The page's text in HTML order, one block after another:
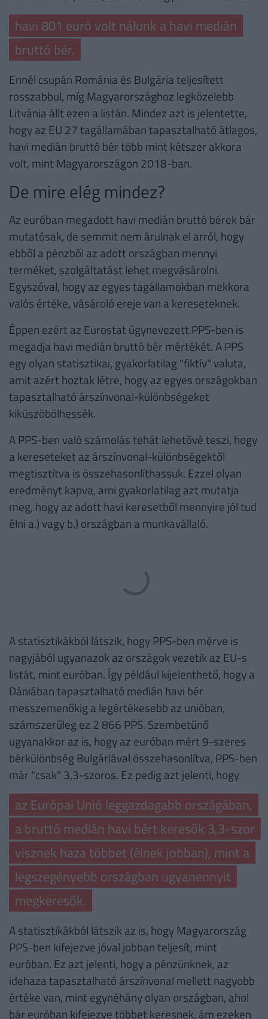
havi 801 euró volt nálunk a havi medián
bruttó bér.
Ennél csupán Románia és Bulgária teljesített
rosszabbul, míg Magyarországhoz legközelebb
Litvánia állt ezen a listán. Mindez azt is jelentette,
hogy az EU 27 tagállamában tapasztalható átlagos,
havi medián bruttó bér több mint kétszer akkora
volt, mint Magyarországon 2018-ban.
De mire elég mindez?
Az euróban megadott havi medián bruttó bérek bár
mutatósak, de semmit nem árulnak el arról, hogy
ebből a pénzből az adott országban mennyi
terméket, szolgáltatást lehet megvásárolni.
Egyszóval, hogy az egyes tagállamokban mekkora
valós értéke, vásároló ereje van a kereseteknek.
Éppen ezért az Eurostat úgynevezett PPS-ben is
megadja havi medián bruttó bér mértékét. A PPS
egy olyan statisztikai, gyakorlatilag "fiktív" valuta,
amit azért hoztak létre, hogy az egyes országokban
tapasztalható árszínvonal-különbségeket
kiküszöbölhessék.
A PPS-ben való számolás tehát lehetővé teszi, hogy
a kereseteket az árszínvonal-különbségektől
megtisztítva is összehasonlíthassuk. Ezzel olyan
eredményt kapva, ami gyakorlatilag azt mutatja
meg, hogy az adott havi keresetből mennyire jól tud
élni a.) vagy b.) országban a munkavállaló.
A statisztikákból látszik, hogy PPS-ben mérve is
nagyjából ugyanazok az országok vezetik az EU-s
listát, mint euróban. Így például kijelenthető, hogy a
Dániában tapasztalható medián havi bér
messzemenőkig a legértékesebb az unióban,
számszerűleg ez 2 866 PPS. Szembetűnő
ugyanakkor az is, hogy az euróban mért 9-szeres
bérkülönbség Bulgáriával összehasonlítva, PPS-ben
már "csak" 3,3-szoros. Ez pedig azt jelenti, hogy
az Európai Unió leggazdagabb országában,
a bruttó medián havi bért keresők 3,3-szor
visznek haza többet (élnek jobban), mint a
legszegényebb országban ugyanennyit
megkeresők.
A statisztikákból látszik az is, hogy Magyarország
PPS-ben kifejezve jóval jobban teljesít, mint
euróban. Ez azt jelenti, hogy a pénzünknek, az
idehaza tapasztalható árszínvonal mellett nagyobb
értéke van, mint egynéhány olyan országban, ahol
bár euróban kifejezve többet keresnek, ám ezeken